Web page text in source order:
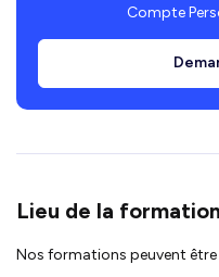
Compte
Lieu de la formation
Nos formations peuvent être